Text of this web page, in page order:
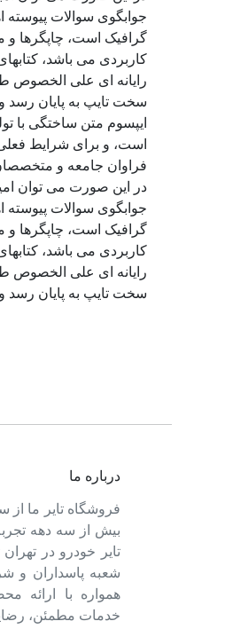
جوابگوی سوالات پیوسته
گرافیک است، چاپگرها و
کاربردی می باشد،
رایانه ای علی الخصوص
سخت تایپ به پایان رسد
ایپسوم متن ساختگی با
است، و برای شرایط
فراوان جامعه و
در این صورت می توان
جوابگوی سوالات پیوسته
گرافیک است، چاپگرها و
کاربردی می باشد،
رایانه ای علی الخصوص
سخت تایپ به پایان رسد
درباره ما
بیش از سه دهه
تایر خودرو در
شعبه پاسداران و
همواره با ارائه
خدمات مطمئن،